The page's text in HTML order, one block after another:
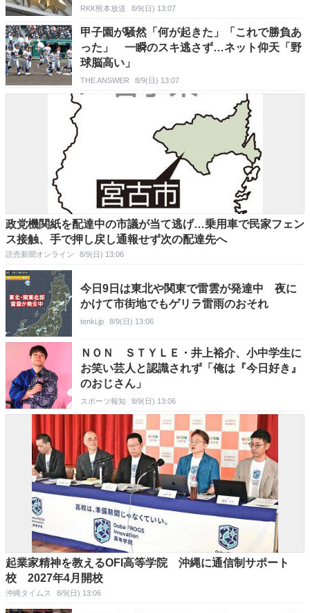
RKK熊本放送 8/9(日) 13:07
甲子園が騒然「何が起きた」「これで勝負あ
った」 一瞬のスキ逃さず…ネット仰天「野
球脳高い」
THE ANSWER 8/9(日) 13:07
政党機関紙を配達中の市議が当て逃げ…乗用車で民家フェン
ス接触、手で押し戻し通報せず次の配達先へ
読売新聞オンライン 8/9(日) 13:06
今日9日は東北や関東で雷雲が発達中 夜に
かけて市街地でもゲリラ雷雨のおそれ
tenki.jp 8/9(日) 13:06
ＮＯＮ ＳＴＹＬＥ・井上裕介、小中学生に
お笑い芸人と認識されず「俺は『今日好き』
のおじさん」
スポーツ報知 8/9(日) 13:06
起業家精神を教えるOFI高等学院 沖縄に通信制サポート
校 2027年4月開校
沖縄タイムス 8/9(日) 13:06